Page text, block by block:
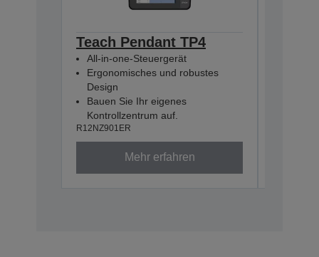
Teach Pendant TP4
All-in-one-Steuergerät
Ergonomisches und robustes
Design
Bauen Sie Ihr eigenes
Kontrollzentrum auf.
R12NZ901ER
Mehr erfahren